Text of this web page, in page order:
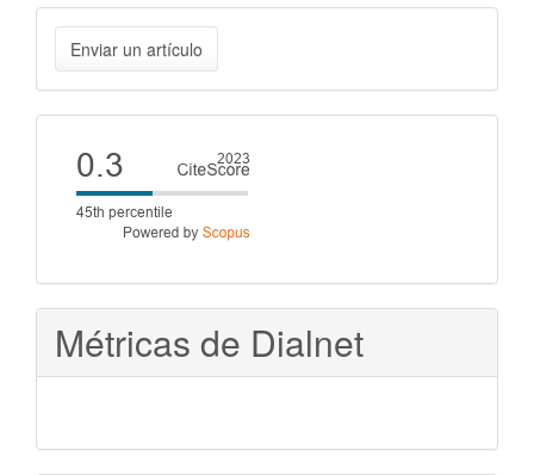
Enviar
un
artículo
Enviar un artículo
Cite
score
Métricas de Dialnet